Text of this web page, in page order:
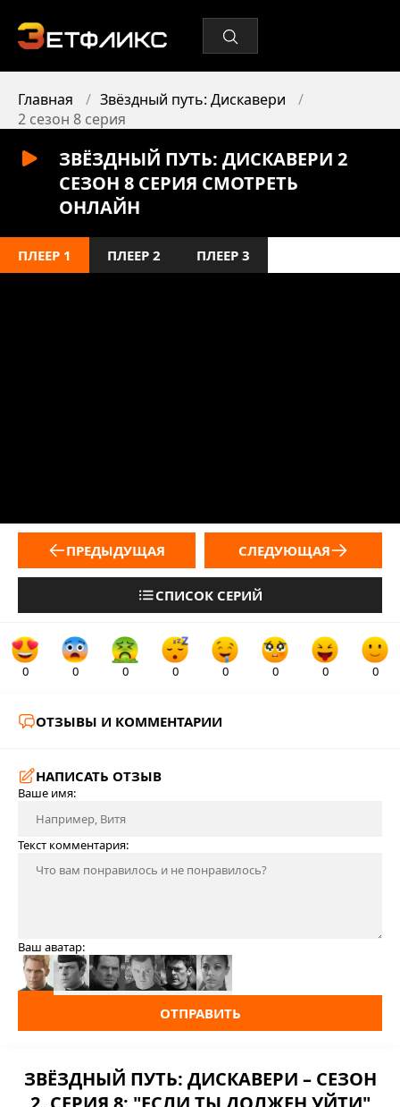
Главная
Звёздный путь: Дискавери
2 сезон 8 серия
ЗВЁЗДНЫЙ ПУТЬ: ДИСКАВЕРИ 2
СЕЗОН 8 СЕРИЯ СМОТРЕТЬ
ОНЛАЙН
ПЛЕЕР 1 ПЛЕЕР 2 ПЛЕЕР 3
ПРЕДЫДУЩАЯ
СПИСОК СЕРИЙ
СЛЕДУЮЩАЯ
0 0 0 0 0 0 0 0
ОТЗЫВЫ И КОММЕНТАРИИ
НАПИСАТЬ ОТЗЫВ
Ваше имя:
Текст комментария:
Ваш аватар:
ОТПРАВИТЬ
ЗВЁЗДНЫЙ ПУТЬ: ДИСКАВЕРИ – СЕЗОН